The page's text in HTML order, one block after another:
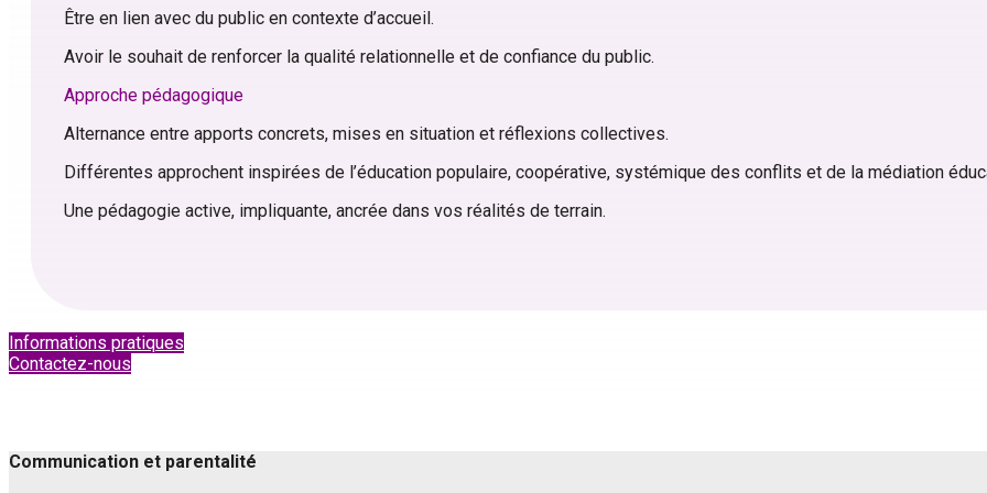
Être en lien avec du public en contexte d’accueil.
Avoir le souhait de renforcer la qualité relationnelle et de confiance du public.
Approche pédagogique
Alternance entre apports concrets, mises en situation et réflexions collectives.
Différentes approchent inspirées de l’éducation populaire, coopérative, systémique des conflits et de la médiation
Une pédagogie active, impliquante, ancrée dans vos réalités de terrain.
Informations pratiques
Contactez-nous
Communication et parentalité